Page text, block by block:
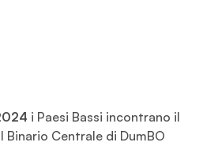
i Paesi Bassi incontrano il
Binario Centrale di DumBO